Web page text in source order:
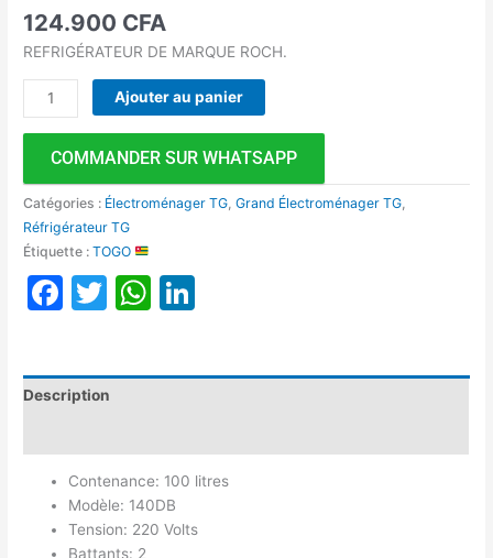
124.900 CFA
REFRIGÉRATEUR DE MARQUE ROCH.
Ajouter au panier
COMMANDER SUR WHATSAPP
Catégories : Électroménager TG ,Grand Électroménager TG
Réfrigérateur TG
Étiquette :TOGO
Facebook
TwitterWhatsApp
Description
Contenance: 100 litres
Modèle: 140DB
Tension: 220 Volts
Battants: 2